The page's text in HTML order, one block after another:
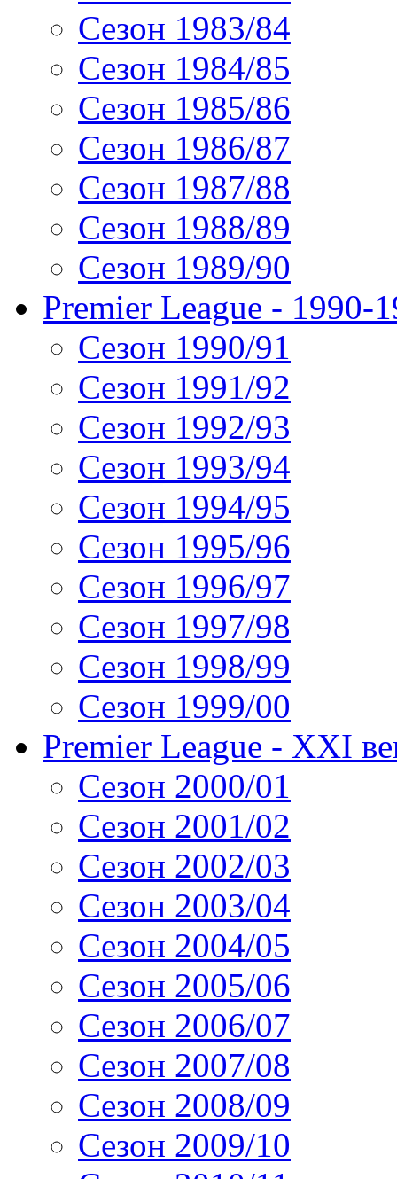
Сезон 1983/84
Сезон 1984/85
Сезон 1985/86
Сезон 1986/87
Сезон 1987/88
Сезон 1988/89
Сезон 1989/90
Premier League - 1990-
Сезон 1990/91
Сезон 1991/92
Сезон 1992/93
Сезон 1993/94
Сезон 1994/95
Сезон 1995/96
Сезон 1996/97
Сезон 1997/98
Сезон 1998/99
Сезон 1999/00
Premier League - XXI
Сезон 2000/01
Сезон 2001/02
Сезон 2002/03
Сезон 2003/04
Сезон 2004/05
Сезон 2005/06
Сезон 2006/07
Сезон 2007/08
Сезон 2008/09
Сезон 2009/10